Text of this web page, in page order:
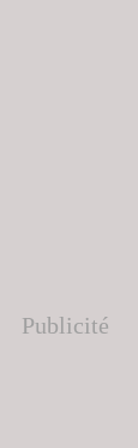
Publicité